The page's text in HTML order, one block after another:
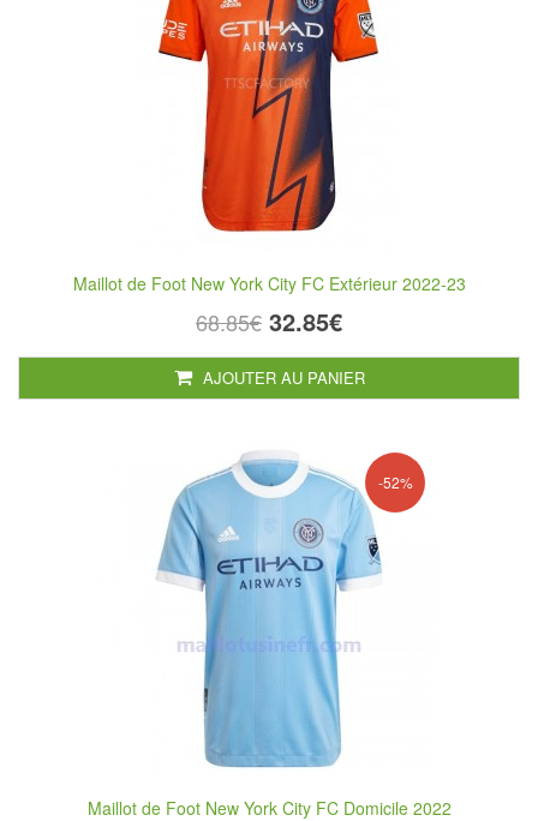
Maillot de Foot New York City FC Extérieur 2022-23
68.85€ 32.85€
AJOUTER AU PANIER
-52%
Maillot de Foot New York City FC Domicile 2022